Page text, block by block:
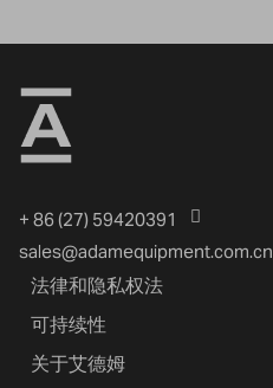
+ 86 (27) 59420391
sales@adamequipment.com.cn
法律和隐私权法
可持续性
关于艾德姆